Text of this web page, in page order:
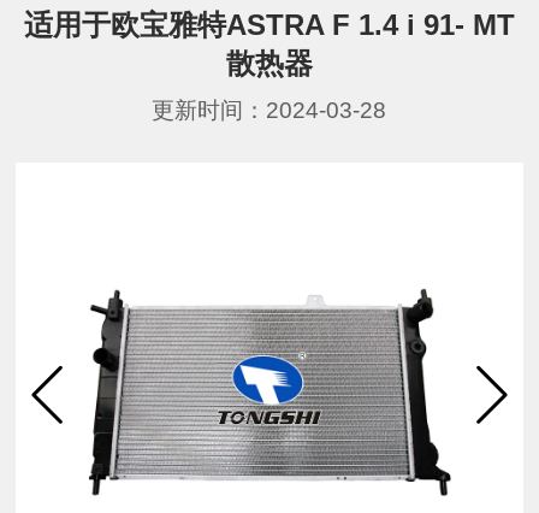
适用于欧宝雅特ASTRA F 1.4 i 91- MT
散热器
更新时间：2024-03-28
点击